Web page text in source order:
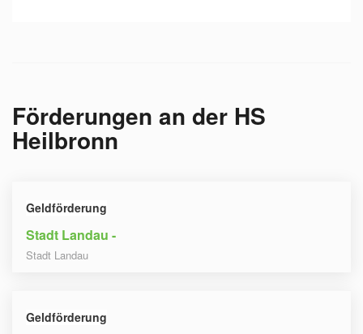
Förderungen an der HS
Heilbronn
Geldförderung
Stadt Landau -
Stadt Landau
Geldförderung